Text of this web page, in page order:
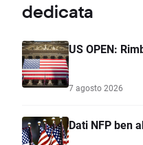
dedicata
US OPEN:
7 agosto 2026
Dati NFP ben